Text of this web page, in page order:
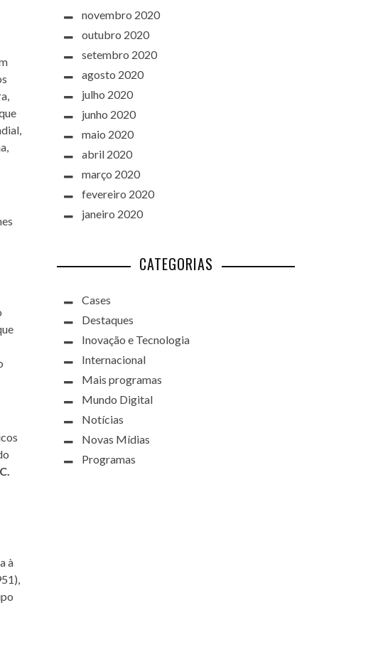
à
novembro 2020
outubro 2020
setembro 2020
agosto 2020
julho 2020
junho 2020
maio 2020
abril 2020
março 2020
fevereiro 2020
janeiro 2020
CATEGORIAS
Cases
Destaques
Inovação e Tecnologia
Internacional
Mais programas
Mundo Digital
Notícias
Novas Mídias
Programas